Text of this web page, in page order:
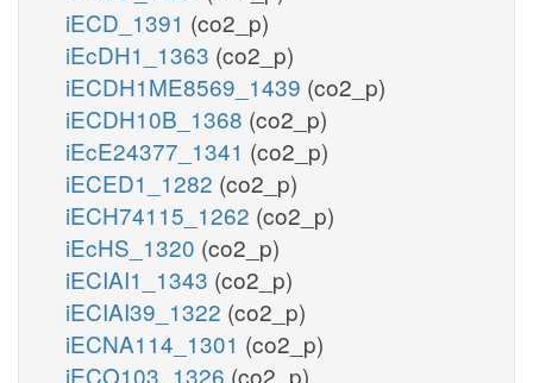
iECD_1391 (co2_p)
iEcDH1_1363 (co2_p)
iECDH1ME8569_1439 (co2_p)
iECDH10B_1368 (co2_p)
iEcE24377_1341 (co2_p)
iECED1_1282 (co2_p)
iECH74115_1262 (co2_p)
iEcHS_1320 (co2_p)
iECIAI1_1343 (co2_p)
iECIAI39_1322 (co2_p)
iECNA114_1301 (co2_p)
iECO103_1326 (co2_p)